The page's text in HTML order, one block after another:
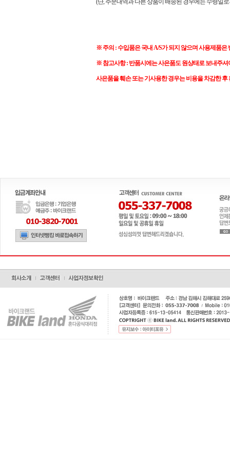
(단, 주문내역과 다른 상품이 배송된 경우에는 수령일
※ 주의 : 수입품은 국내 A/S가 되지 않으며 사용제품은
※ 참고사항 : 반품시에는 사은품도 원상태로 보내주
사은품을 훼손 또는 기사용한 경우는 비용을 차감한 후